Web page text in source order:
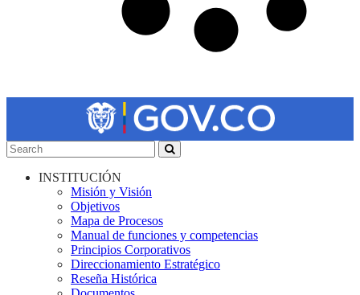
INSTITUCIÓN
Misión y Visión
Objetivos
Mapa de Procesos
Manual de funciones y competencias
Principios Corporativos
Direccionamiento Estratégico
Reseña Histórica